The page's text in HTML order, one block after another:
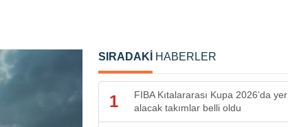
SIRADAKİ HABERLER
1
FIBA Kıtalararası Kupa 2026’da yer
alacak takımlar belli oldu